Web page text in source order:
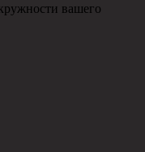
вашего